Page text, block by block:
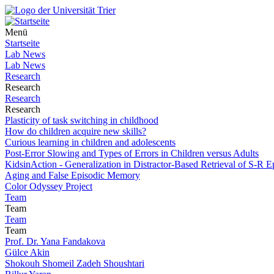
Menü
Startseite
Lab News
Lab News
Research
Research
Research
Research
Plasticity of task switching in childhood
How do children acquire new skills?
Curious learning in children and adolescents
Post-Error Slowing and Types of Errors in Children versus Adults
KidsinAction - Generalization in Distractor-Based Retrieval of S-R
Aging and False Episodic Memory
Color Odyssey Project
Team
Team
Team
Team
Prof. Dr. Yana Fandakova
Gülce Akin
Shokouh Shomeil Zadeh Shoushtari